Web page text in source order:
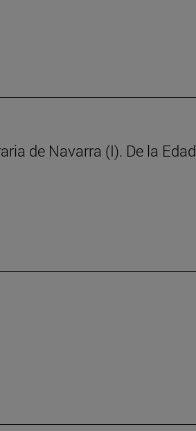
de Navarra (I). De la Edad